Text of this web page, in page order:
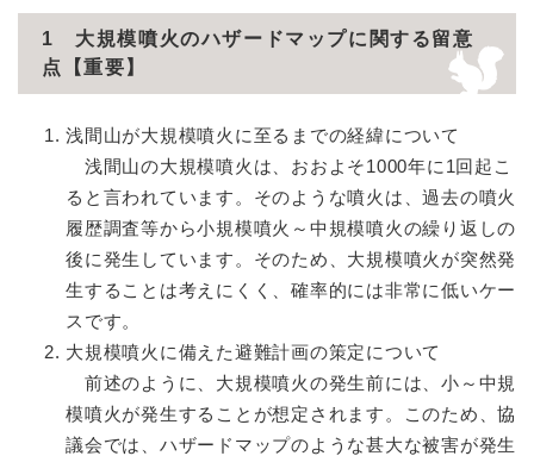
1 大規模噴火のハザードマップに関する留意
点【重要】
浅間山が大規模噴火に至るまでの経緯について
浅間山の大規模噴火は、おおよそ1000年に1回起こ
ると言われています。そのような噴火は、過去の噴火
履歴調査等から小規模噴火～中規模噴火の繰り返しの
後に発生しています。そのため、大規模噴火が突然発
生することは考えにくく、確率的には非常に低いケー
スです。
大規模噴火に備えた避難計画の策定について
前述のように、大規模噴火の発生前には、小～中規
模噴火が発生することが想定されます。このため、協
議会では、ハザードマップのような甚大な被害が発生